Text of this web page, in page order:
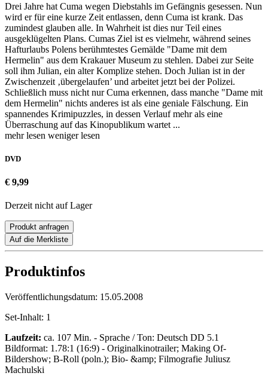
Drei Jahre hat Cuma wegen Diebstahls im Gefängnis gesessen. Nun
wird er für eine kurze Zeit entlassen, denn Cuma ist krank. Das
zumindest glauben alle. In Wahrheit ist dies nur Teil eines
ausgeklügelten Plans. Cumas Ziel ist es vielmehr, während seines
Hafturlaubs Polens berühmtestes Gemälde "Dame mit dem
Hermelin" aus dem Krakauer Museum zu stehlen. Dabei zur Seite
soll ihm Julian, ein alter Komplize stehen. Doch Julian ist in der
Zwischenzeit ‚übergelaufen’ und arbeitet jetzt bei der Polizei.
Schließlich muss nicht nur Cuma erkennen, dass manche "Dame mit
dem Hermelin" nichts anderes ist als eine geniale Fälschung. Ein
spannendes Krimipuzzles, in dessen Verlauf mehr als eine
Überraschung auf das Kinopublikum wartet ...
mehr lesen weniger lesen
DVD
€ 9,99
Derzeit nicht auf Lager
Produkt anfragen
Auf die Merkliste
Produktinfos
Veröffentlichungsdatum: 15.05.2008
Set-Inhalt: 1
Laufzeit: ca. 107 Min. - Sprache / Ton: Deutsch DD 5.1
Bildformat: 1.78:1 (16:9) - Originalkinotrailer; Making Of-
Bildershow; B-Roll (poln.); Bio- &amp; Filmografie Juliusz
Machulski